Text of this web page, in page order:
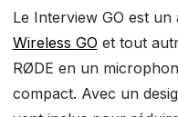
Le Interview GO est
Wireless GO et tout
RØDE en un
compact. Avec un